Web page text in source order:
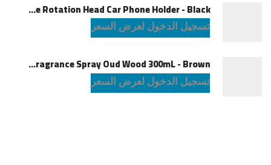
Powerology Logan Magsafe 360 Degree Rotation Head Car Phone Holder - Black
تسجيل الدخول لعرض السعر
Green Lion Fragrance Spray Oud Wood 300mL - Brown
تسجيل الدخول لعرض السعر